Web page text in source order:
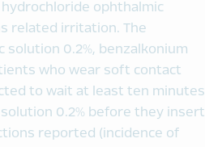
ophthalmic
related irritation. The
0.2%, benzalkonium
who wear soft contact
to wait at least ten minutes
0.2% before they insert
reported (incidence of